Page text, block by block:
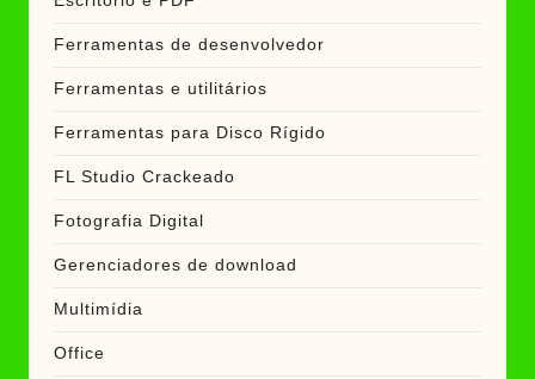
Ferramentas de desenvolvedor
Ferramentas e utilitários
Ferramentas para Disco Rígido
FL Studio Crackeado
Fotografia Digital
Gerenciadores de download
Multimídia
Office